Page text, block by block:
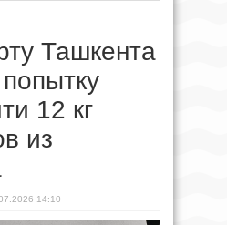
Ташкента
12 кг
из
14:10